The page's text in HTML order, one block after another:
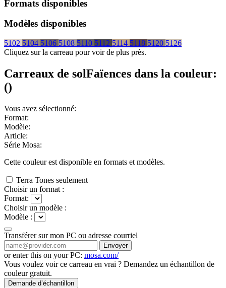
Formats disponibles
Modèles disponibles
5102 5104 5106 5108 5110 5112 5114 5118 5120 5126
Cliquez sur la carreau pour voir de plus près.
Carreaux de solFaïences dans la couleur:
()
Vous avez sélectionné:
Format:
Modèle:
Article:
Série Mosa:
Cette couleur est disponible en formats et modèles.
Terra Tones seulement
Choisir un format :
Format:
Choisir un modèle :
Modèle :
Transférer sur mon PC ou adresse courriel
Envoyer
or enter this on your PC: mosa.com/
Vous voulez voir ce carreau en vrai ? Demandez un échantillon de
couleur gratuit.
Demande d’échantillon